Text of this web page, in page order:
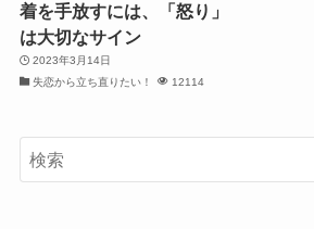
着を手放すには、「怒り」
は大切なサイン
2023年3月14日
失恋から立ち直りたい！
12114